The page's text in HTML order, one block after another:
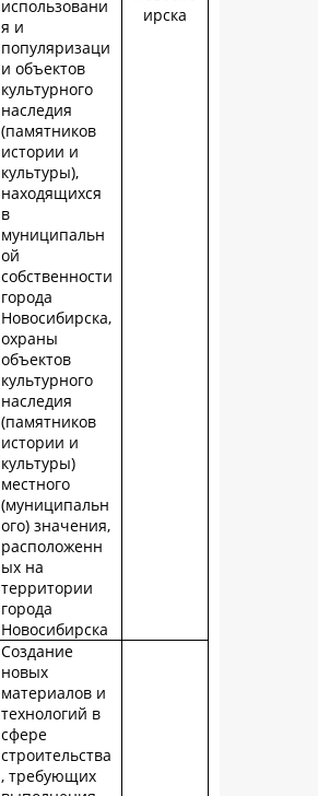
ирска
использовани
я и
популяризаци
и объектов
культурного
наследия
(памятников
истории и
культуры),
находящихся
в
муниципальн
ой
собственности
города
Новосибирска,
охраны
объектов
культурного
наследия
(памятников
истории и
культуры)
местного
(муниципальн
ого) значения,
расположенн
ых на
территории
города
Новосибирска
Создание
новых
материалов и
технологий в
сфере
строительства
, требующих